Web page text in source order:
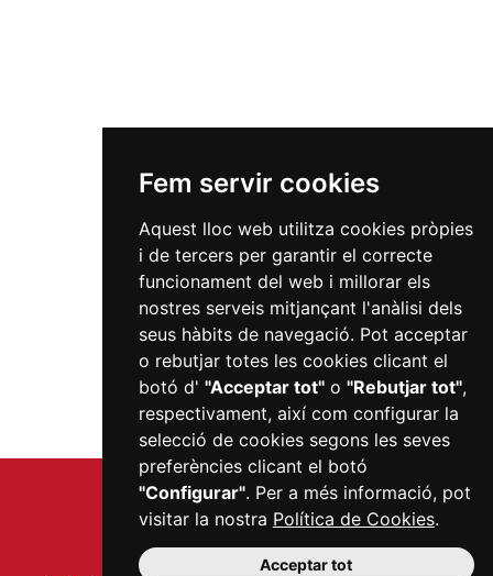
Fem servir cookies
Aquest lloc web utilitza cookies pròpies
i de tercers per garantir el correcte
funcionament del web i millorar els
nostres serveis mitjançant l'anàlisi dels
seus hàbits de navegació. Pot acceptar
o rebutjar totes les cookies clicant el
botó d' "Acceptar tot"o "Rebutjar tot",
respectivament, així com configurar la
selecció de cookies segons les seves
preferències clicant el botó
"Configurar". Per a més informació, pot
visitar la nostra Política de Cookies.
Acceptar tot